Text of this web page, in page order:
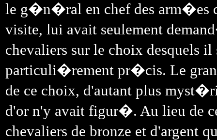
le g�n�ral en chef des arm�es
visite, lui avait seulement
chevaliers sur le choix
particuli�rement pr�cis. Le
de ce choix, d'autant plus
d'or n'y avait figur�. Au lieu de
chevaliers de bronze et d'argent